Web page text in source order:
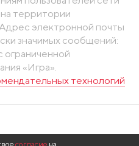
территории
электронной почты
значимых сообщений:
ограниченной
«Игра».
технологий